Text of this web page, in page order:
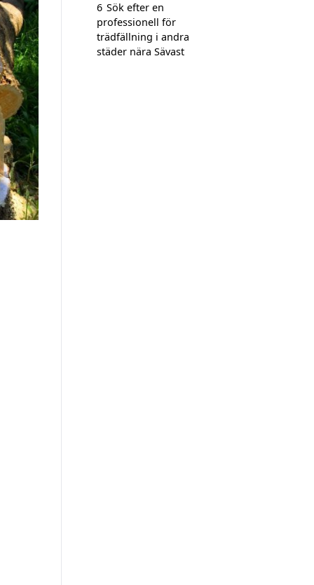
6 Sök efter en
professionell för
trädfällning i andra
städer nära Sävast